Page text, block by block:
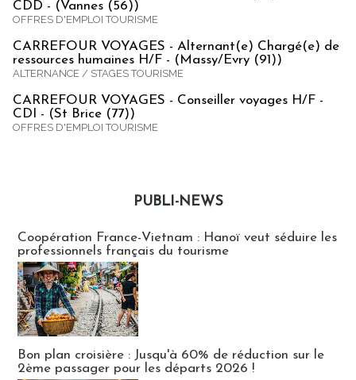
CDD - (Vannes (56))
OFFRES D'EMPLOI TOURISME
CARREFOUR VOYAGES - Alternant(e) Chargé(e) de
ressources humaines H/F - (Massy/Evry (91))
ALTERNANCE / STAGES TOURISME
CARREFOUR VOYAGES - Conseiller voyages H/F -
CDI - (St Brice (77))
OFFRES D'EMPLOI TOURISME
PUBLI-NEWS
Coopération France-Vietnam : Hanoï veut séduire les
professionnels français du tourisme
Bon plan croisière : Jusqu'à 60% de réduction sur le
2ème passager pour les départs 2026 !